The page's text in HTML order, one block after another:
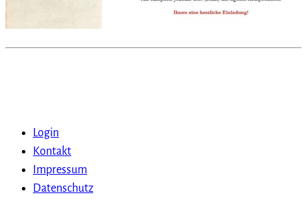
Login
Kontakt
Impressum
Datenschutz